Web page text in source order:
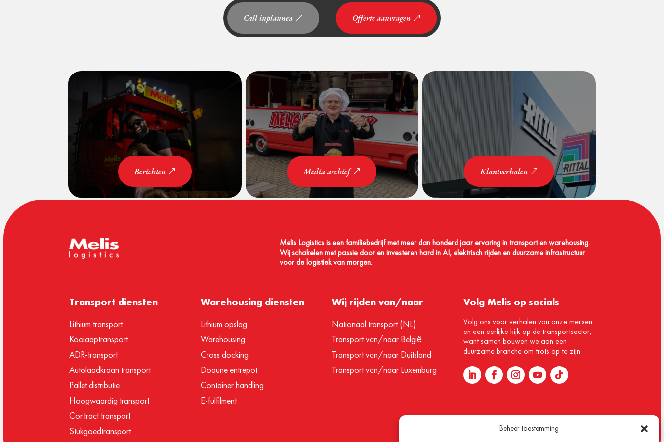
Beheer toestemming
Call inplannen Offerte aanvragen
Berichten Media archief Klantverhalen
Melis Logistics is een familiebedrijf met meer dan honderd jaar ervaring in transport en warehousing.
Wij schakelen met passie door en investeren hard in AI, elektrisch rijden en duurzame infrastructuur
voor de logistiek van morgen.
Transport diensten
Lithium transport
Kooiaaptransport
ADR-transport
Autolaadkraan transport
Pallet distributie
Hoogwaardig transport
Contract transport
Stukgoedtransport
Warehousing diensten
Lithium opslag
Warehousing
Cross docking
Doaune entrepot
Container handling
E-fulfilment
Wij rijden van/naar
Nationaal transport (NL)
Transport van/naar België
Transport van/naar Duitsland
Transport van/naar Luxemburg
Volg Melis op socials
Volg ons voor verhalen van onze mensen
en een eerlijke kijk op de transportsector,
want samen bouwen we aan een
duurzame branche om trots op te zijn!